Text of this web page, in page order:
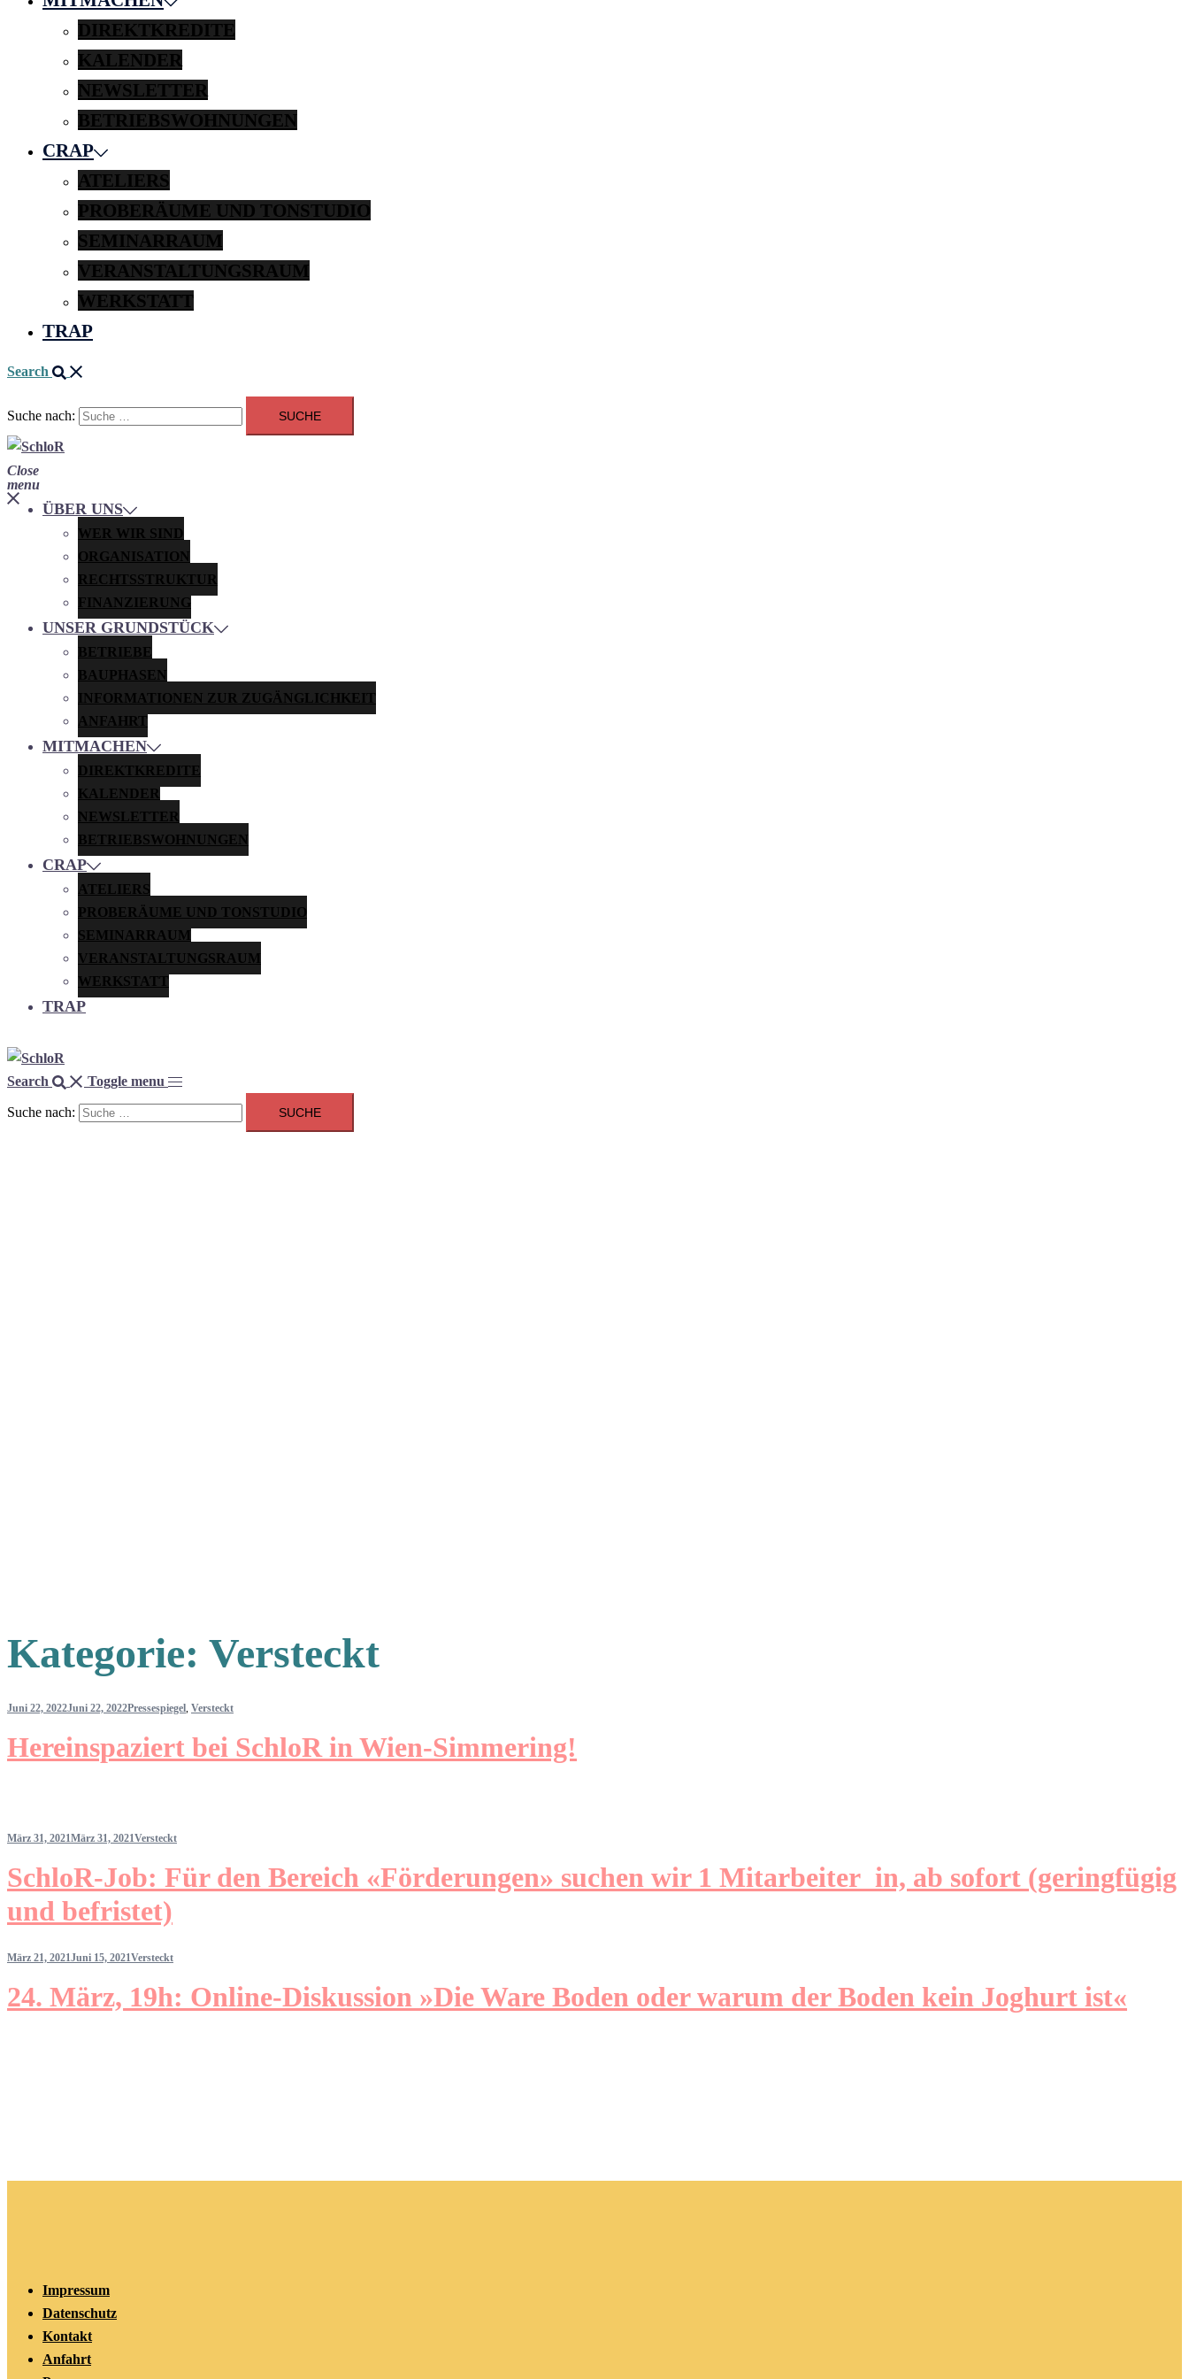
DIREKTKREDITE
KALENDER
NEWSLETTER
BETRIEBSWOHNUNGEN
CRAP
ATELIERS
PROBERÄUME UND TONSTUDIO
SEMINARRAUM
VERANSTALTUNGSRAUM
WERKSTATT
TRAP
Search
Suche nach:
Close
menu
ÜBER UNS
WER WIR SIND
ORGANISATION
RECHTSSTRUKTUR
FINANZIERUNG
UNSER GRUNDSTÜCK
BETRIEBE
BAUPHASEN
INFORMATIONEN ZUR ZUGÄNGLICHKEIT
ANFAHRT
MITMACHEN
DIREKTKREDITE
KALENDER
NEWSLETTER
BETRIEBSWOHNUNGEN
CRAP
ATELIERS
PROBERÄUME UND TONSTUDIO
SEMINARRAUM
VERANSTALTUNGSRAUM
WERKSTATT
TRAP
Search Toggle menu
Suche nach:
Kategorie: Versteckt
Juni 22, 2022Juni 22, 2022Pressespiegel, Versteckt
Hereinspaziert bei SchloR in Wien-Simmering!
März 31, 2021März 31, 2021Versteckt
SchloR-Job: Für den Bereich «Förderungen» suchen wir 1 Mitarbeiter_in, ab sofort (geringfügig
und befristet)
März 21, 2021Juni 15, 2021Versteckt
24. März, 19h: Online-Diskussion »Die Ware Boden oder warum der Boden kein Joghurt ist«
Impressum
Datenschutz
Kontakt
Anfahrt